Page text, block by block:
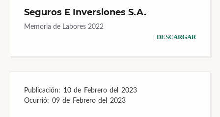
Seguros E Inversiones S.A.
Memoria de Labores 2022
DESCARGAR
Publicación: 10 de Febrero del 2023
Ocurrió: 09 de Febrero del 2023